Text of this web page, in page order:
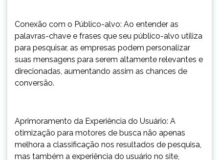
Conexão com o Público-alvo: Ao entender as
palavras-chave e frases que seu público-alvo utiliza
para pesquisar, as empresas podem personalizar
suas mensagens para serem altamente relevantes e
direcionadas, aumentando assim as chances de
conversão.
Aprimoramento da Experiência do Usuário: A
otimização para motores de busca não apenas
melhora a classificação nos resultados de pesquisa,
mas também a experiência do usuário no site,